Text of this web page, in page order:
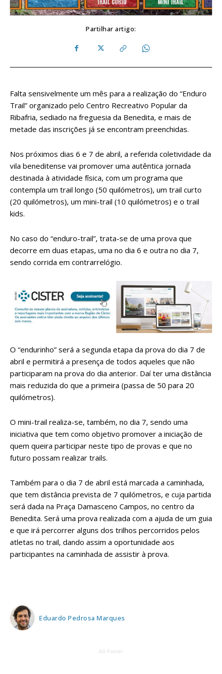
Partilhar artigo:
Falta sensivelmente um mês para a realização do “Enduro
Trail” organizado pelo Centro Recreativo Popular da
Ribafria, sediado na freguesia da Benedita, e mais de
metade das inscrições já se encontram preenchidas.
Nos próximos dias 6 e 7 de abril, a referida coletividade da
vila beneditense vai promover uma autêntica jornada
destinada à atividade física, com um programa que
contempla um trail longo (50 quilómetros), um trail curto
(20 quilómetros), um mini-trail (10 quilómetros) e o trail
kids.
No caso do “enduro-trail”, trata-se de uma prova que
decorre em duas etapas, uma no dia 6 e outra no dia 7,
sendo corrida em contrarrelógio.
O “endurinho” será a segunda etapa da prova do dia 7 de
abril e permitirá a presença de todos aqueles que não
participaram na prova do dia anterior. Daí ter uma distância
mais reduzida do que a primeira (passa de 50 para 20
quilómetros).
O mini-trail realiza-se, também, no dia 7, sendo uma
iniciativa que tem como objetivo promover a iniciação de
quem queira participar neste tipo de provas e que no
futuro possam realizar trails.
Também para o dia 7 de abril está marcada a caminhada,
que tem distância prevista de 7 quilómetros, e cuja partida
será dada na Praça Damasceno Campos, no centro da
Benedita. Será uma prova realizada com a ajuda de um guia
e que irá percorrer alguns dos trilhos percorridos pelos
atletas no trail, dando assim a oportunidade aos
participantes na caminhada de assistir à prova.
Eduardo Pedrosa Marques
AD Footer